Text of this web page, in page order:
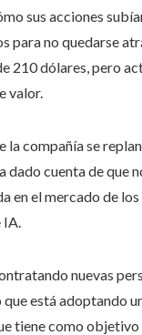
sus acciones
no quedarse
210 dólares, pero
valor.
la compañía se
cuenta de que
el mercado de
IA.
nuevas
está adoptando
tiene como